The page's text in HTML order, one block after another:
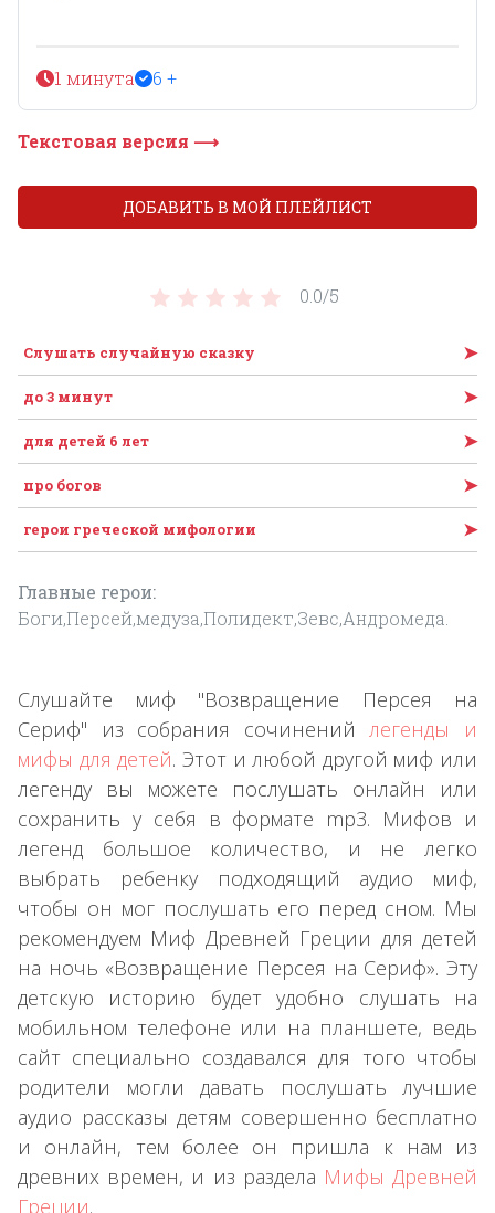
1 минута 6 +
Текстовая версия ⟶
0.0/5
Слушать случайную сказку ➤
до 3 минут ➤
для детей 6 лет ➤
про богов ➤
герои греческой мифологии ➤
Главные герои:
Боги,Персей,медуза,Полидект,Зевс,Андромеда.
ДОБАВИТЬ В МОЙ ПЛЕЙЛИСТ
Слушайте миф "Возвращение Персея на
Сериф" из собрания сочинений легенды и
мифы для детей. Этот и любой другой миф или
легенду вы можете послушать онлайн или
сохранить у себя в формате mp3. Мифов и
легенд большое количество, и не легко
выбрать ребенку подходящий аудио миф,
чтобы он мог послушать его перед сном. Мы
рекомендуем Миф Древней Греции для детей
на ночь «Возвращение Персея на Сериф». Эту
детскую историю будет удобно слушать на
мобильном телефоне или на планшете, ведь
сайт специально создавался для того чтобы
родители могли давать послушать лучшие
аудио рассказы детям совершенно бесплатно
и онлайн, тем более он пришла к нам из
древних времен, и из раздела Мифы Древней
Греции.